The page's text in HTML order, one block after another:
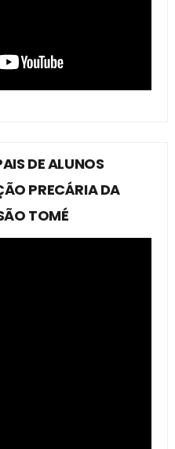
DE ALUNOS
PRECÁRIA DA
TOMÉ